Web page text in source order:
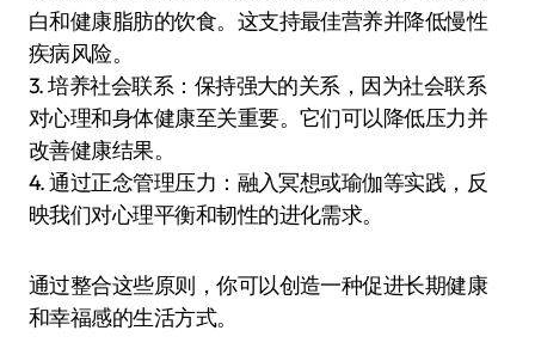
白和健康脂肪的饮食。这支持最佳营养并降低慢性
疾病风险。
3. 培养社会联系：保持强大的关系，因为社会联系
对心理和身体健康至关重要。它们可以降低压力并
改善健康结果。
4. 通过正念管理压力：融入冥想或瑜伽等实践，反
映我们对心理平衡和韧性的进化需求。
通过整合这些原则，你可以创造一种促进长期健康
和幸福感的生活方式。